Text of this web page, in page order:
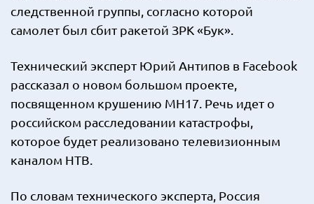
следственной группы, согласно которой
самолет был сбит ракетой ЗРК «Бук».
Технический эксперт Юрий Антипов в Facebook
рассказал о новом большом проекте,
посвященном крушению МН17. Речь идет о
российском расследовании катастрофы,
которое будет реализовано телевизионным
каналом НТВ.
По словам технического эксперта, Россия